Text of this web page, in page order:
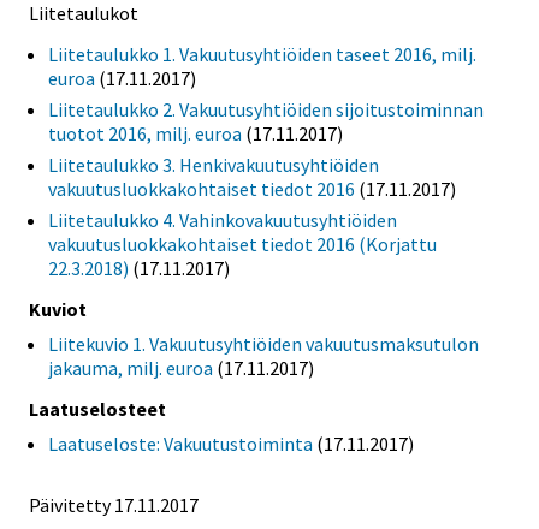
Liitetaulukot
Liitetaulukko 1. Vakuutusyhtiöiden taseet 2016, milj.
euroa (17.11.2017)
Liitetaulukko 2. Vakuutusyhtiöiden sijoitustoiminnan
tuotot 2016, milj. euroa (17.11.2017)
Liitetaulukko 3. Henkivakuutusyhtiöiden
vakuutusluokkakohtaiset tiedot 2016 (17.11.2017)
Liitetaulukko 4. Vahinkovakuutusyhtiöiden
vakuutusluokkakohtaiset tiedot 2016 (Korjattu
22.3.2018) (17.11.2017)
Kuviot
Liitekuvio 1. Vakuutusyhtiöiden vakuutusmaksutulon
jakauma, milj. euroa (17.11.2017)
Laatuselosteet
Laatuseloste: Vakuutustoiminta (17.11.2017)
Päivitetty 17.11.2017